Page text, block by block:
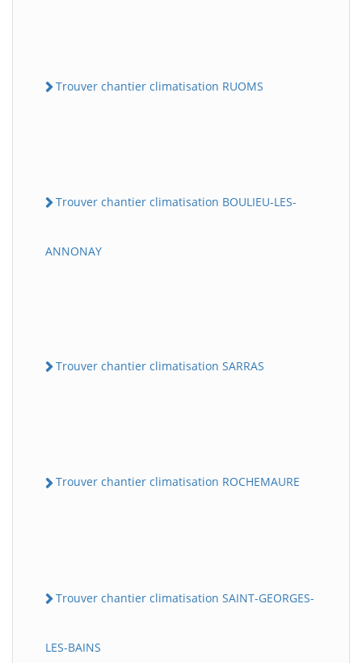
Trouver chantier climatisation RUOMS
Trouver chantier climatisation BOULIEU-LES-
ANNONAY
Trouver chantier climatisation SARRAS
Trouver chantier climatisation ROCHEMAURE
Trouver chantier climatisation SAINT-GEORGES-
LES-BAINS